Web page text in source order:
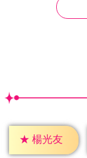
★ 楊光友